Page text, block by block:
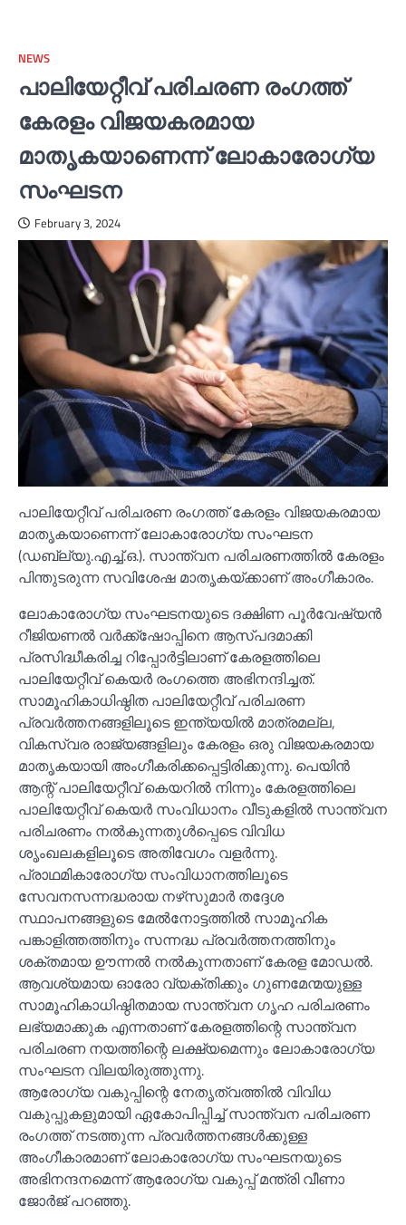
NEWS
പാലിയേറ്റീവ് പരിചരണ രംഗത്ത്
കേരളം വിജയകരമായ
മാതൃകയാണെന്ന് ലോകാരോഗ്യ
സംഘടന
February 3, 2024
പാലിയേറ്റീവ് പരിചരണ രംഗത്ത് കേരളം വിജയകരമായ
മാതൃകയാണെന്ന് ലോകാരോഗ്യ സംഘടന
(ഡബ്ല്യു.എച്ച്‌.ഒ.). സാന്ത്വന പരിചരണത്തില്‍ കേരളം
പിന്തുടരുന്ന സവിശേഷ മാതൃകയ്ക്കാണ് അംഗീകാരം.
ലോകാരോഗ്യ സംഘടനയുടെ ദക്ഷിണ പൂര്‍വേഷ്യന്‍
റീജിയണല്‍ വര്‍ക്ക്‌ഷോപ്പിനെ ആസ്പദമാക്കി
പ്രസിദ്ധീകരിച്ച റിപ്പോര്‍ട്ടിലാണ് കേരളത്തിലെ
പാലിയേറ്റീവ് കെയര്‍ രംഗത്തെ അഭിനന്ദിച്ചത്.
സാമൂഹികാധിഷ്ഠിത പാലിയേറ്റീവ് പരിചരണ
പ്രവര്‍ത്തനങ്ങളിലൂടെ ഇന്ത്യയില്‍ മാത്രമല്ല,
വികസ്വര രാജ്യങ്ങളിലും കേരളം ഒരു വിജയകരമായ
മാതൃകയായി അംഗീകരിക്കപ്പെട്ടിരിക്കുന്നു. പെയിന്‍
ആന്റ് പാലിയേറ്റീവ് കെയറില്‍ നിന്നും കേരളത്തിലെ
പാലിയേറ്റീവ് കെയര്‍ സംവിധാനം വീടുകളില്‍ സാന്ത്വന
പരിചരണം നല്‍കുന്നതുള്‍പ്പെടെ വിവിധ
ശൃംഖലകളിലൂടെ അതിവേഗം വളര്‍ന്നു.
പ്രാഥമികാരോഗ്യ സംവിധാനത്തിലൂടെ
സേവനസന്നദ്ധരായ നഴ്‌സുമാര്‍ തദ്ദേശ
സ്ഥാപനങ്ങളുടെ മേല്‍നോട്ടത്തില്‍ സാമൂഹിക
പങ്കാളിത്തത്തിനും സന്നദ്ധ പ്രവര്‍ത്തനത്തിനും
ശക്തമായ ഊന്നല്‍ നല്‍കുന്നതാണ് കേരള മോഡല്‍.
ആവശ്യമായ ഓരോ വ്യക്തിക്കും ഗുണമേന്മയുള്ള
സാമൂഹികാധിഷ്ഠിതമായ സാന്ത്വന ഗൃഹ പരിചരണം
ലഭ്യമാക്കുക എന്നതാണ് കേരളത്തിന്റെ സാന്ത്വന
പരിചരണ നയത്തിന്റെ ലക്ഷ്യമെന്നും ലോകാരോഗ്യ
സംഘടന വിലയിരുത്തുന്നു.
ആരോഗ്യ വകുപ്പിന്റെ നേതൃത്വത്തില്‍ വിവിധ
വകുപ്പുകളുമായി ഏകോപിപ്പിച്ച്‌ സാന്ത്വന പരിചരണ
രംഗത്ത് നടത്തുന്ന പ്രവര്‍ത്തനങ്ങള്‍ക്കുള്ള
അംഗീകാരമാണ് ലോകാരോഗ്യ സംഘടനയുടെ
അഭിനന്ദനമെന്ന് ആരോഗ്യ വകുപ്പ് മന്ത്രി വീണാ
ജോര്‍ജ് പറഞ്ഞു.